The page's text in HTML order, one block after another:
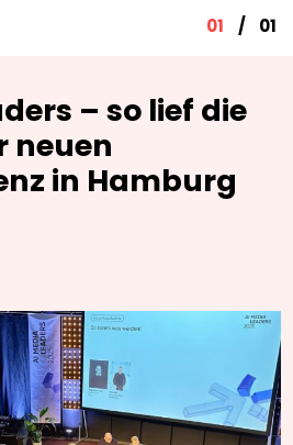
01 / 01
– so lief die
neuen
in Hamburg